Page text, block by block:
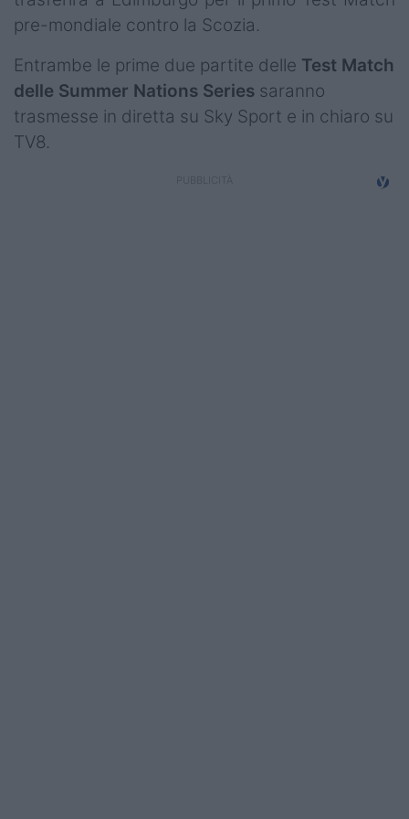
pre-mondiale contro la Scozia.
Entrambe le prime due partite delle Test Match
delle Summer Nations Series saranno
trasmesse in diretta su Sky Sport e in chiaro su
TV8.